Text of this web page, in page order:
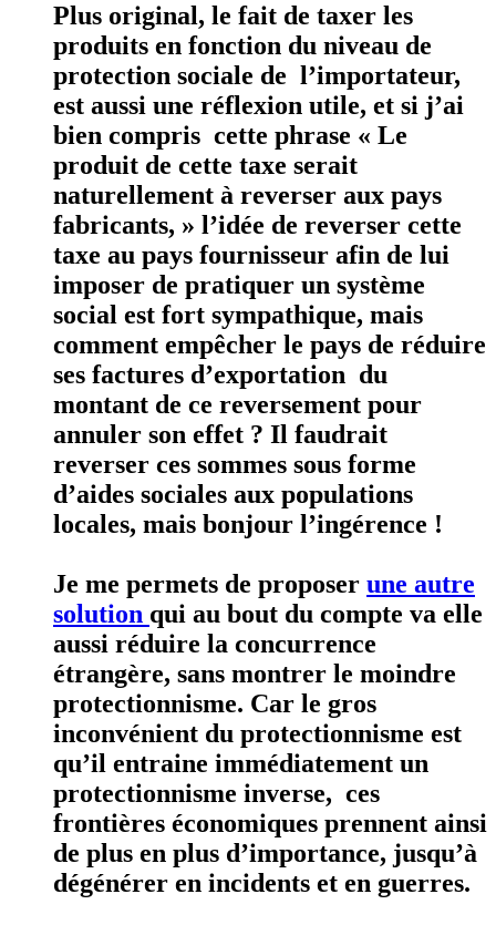
Plus original, le fait de taxer les
produits en fonction du niveau de
protection sociale de l’importateur,
est aussi une réflexion utile, et si j’ai
bien compris cette phrase « Le
produit de cette taxe serait
naturellement à reverser aux pays
fabricants, » l’idée de reverser cette
taxe au pays fournisseur afin de lui
imposer de pratiquer un système
social est fort sympathique, mais
comment empêcher le pays de réduire
ses factures d’exportation du
montant de ce reversement pour
annuler son effet ? Il faudrait
reverser ces sommes sous forme
d’aides sociales aux populations
locales, mais bonjour l’ingérence !
Je me permets de proposer une autre
solution qui au bout du compte va elle
aussi réduire la concurrence
étrangère, sans montrer le moindre
protectionnisme. Car le gros
inconvénient du protectionnisme est
qu’il entraine immédiatement un
protectionnisme inverse, ces
frontières économiques prennent ainsi
de plus en plus d’importance, jusqu’à
dégénérer en incidents et en guerres.